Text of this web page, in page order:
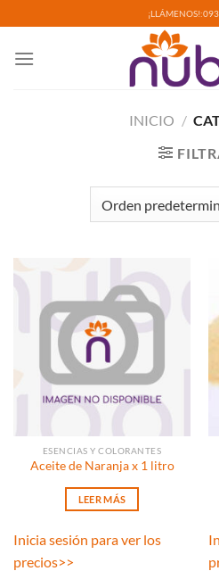
al
contenido
¡LLÁMENOS!:
INICIO /
ESENCIAS Y COLORANTES
Aceite de Naranja x 1 litro
LEER MÁS
Inicia sesión para ver los
precios>>